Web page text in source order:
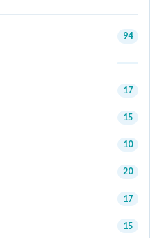
94
17
15
10
20
17
15